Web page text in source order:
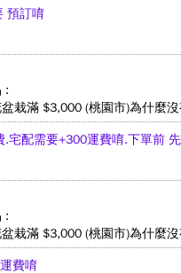
預訂唷
:
栽滿 $3,000 (桃園市)為什麼
.宅配需要+300運費唷.下單前
:
栽滿 $3,000 (桃園市)為什麼
費唷